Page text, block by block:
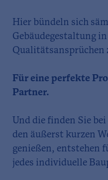
Hier bündeln sich
Gebäudegestaltung
Qualitätsansprüchen
Für eine perfekte
Partner.
Und die finden Sie bei
den äußerst kurzen
genießen, entstehen
jedes individuelle